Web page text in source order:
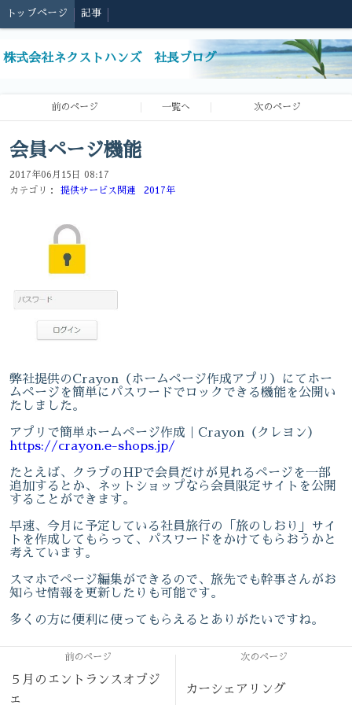
トップページ 記事
株式会社ネクストハンズ 社長ブログ
前のページ 一覧へ 次のページ
会員ページ機能
2017年06月15日 08:17
カテゴリ：
提供サービス関連 2017年
弊社提供のCrayon（ホームページ作成アプリ）にてホー
ムページを簡単にパスワードでロックできる機能を公開い
たしました。
アプリで簡単ホームページ作成｜Crayon（クレヨン）
https://crayon.e-shops.jp/
たとえば、クラブのHPで会員だけが見れるページを一部
追加するとか、ネットショップなら会員限定サイトを公開
することができます。
早速、今月に予定している社員旅行の「旅のしおり」サイ
トを作成してもらって、パスワードをかけてもらおうかと
考えています。
スマホでページ編集ができるので、旅先でも幹事さんがお
知らせ情報を更新したりも可能です。
多くの方に便利に使ってもらえるとありがたいですね。
前のページ
５月のエントランスオブジ
ェ
次のページ
カーシェアリング